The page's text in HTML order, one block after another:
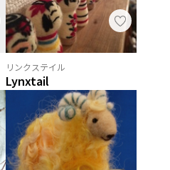
リンクステイル
Lynxtail